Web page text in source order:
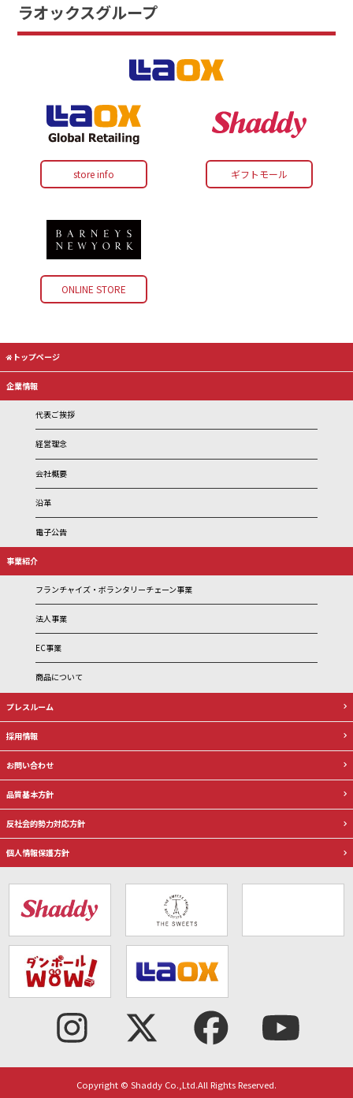
ラオックスグループ
store info ギフトモール
ONLINE STORE
トップページ
企業情報
代表ご挨拶
経営理念
会社概要
沿革
電子公告
事業紹介
フランチャイズ・ボランタリーチェーン事業
法人事業
EC事業
商品について
プレスルーム
採用情報
お問い合わせ
品質基本方針
反社会的勢力対応方針
個人情報保護方針
Copyright © Shaddy Co.,Ltd.All Rights Reserved.